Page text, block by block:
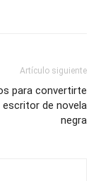
Artículo siguiente
para convertirte
escritor de novela
negra